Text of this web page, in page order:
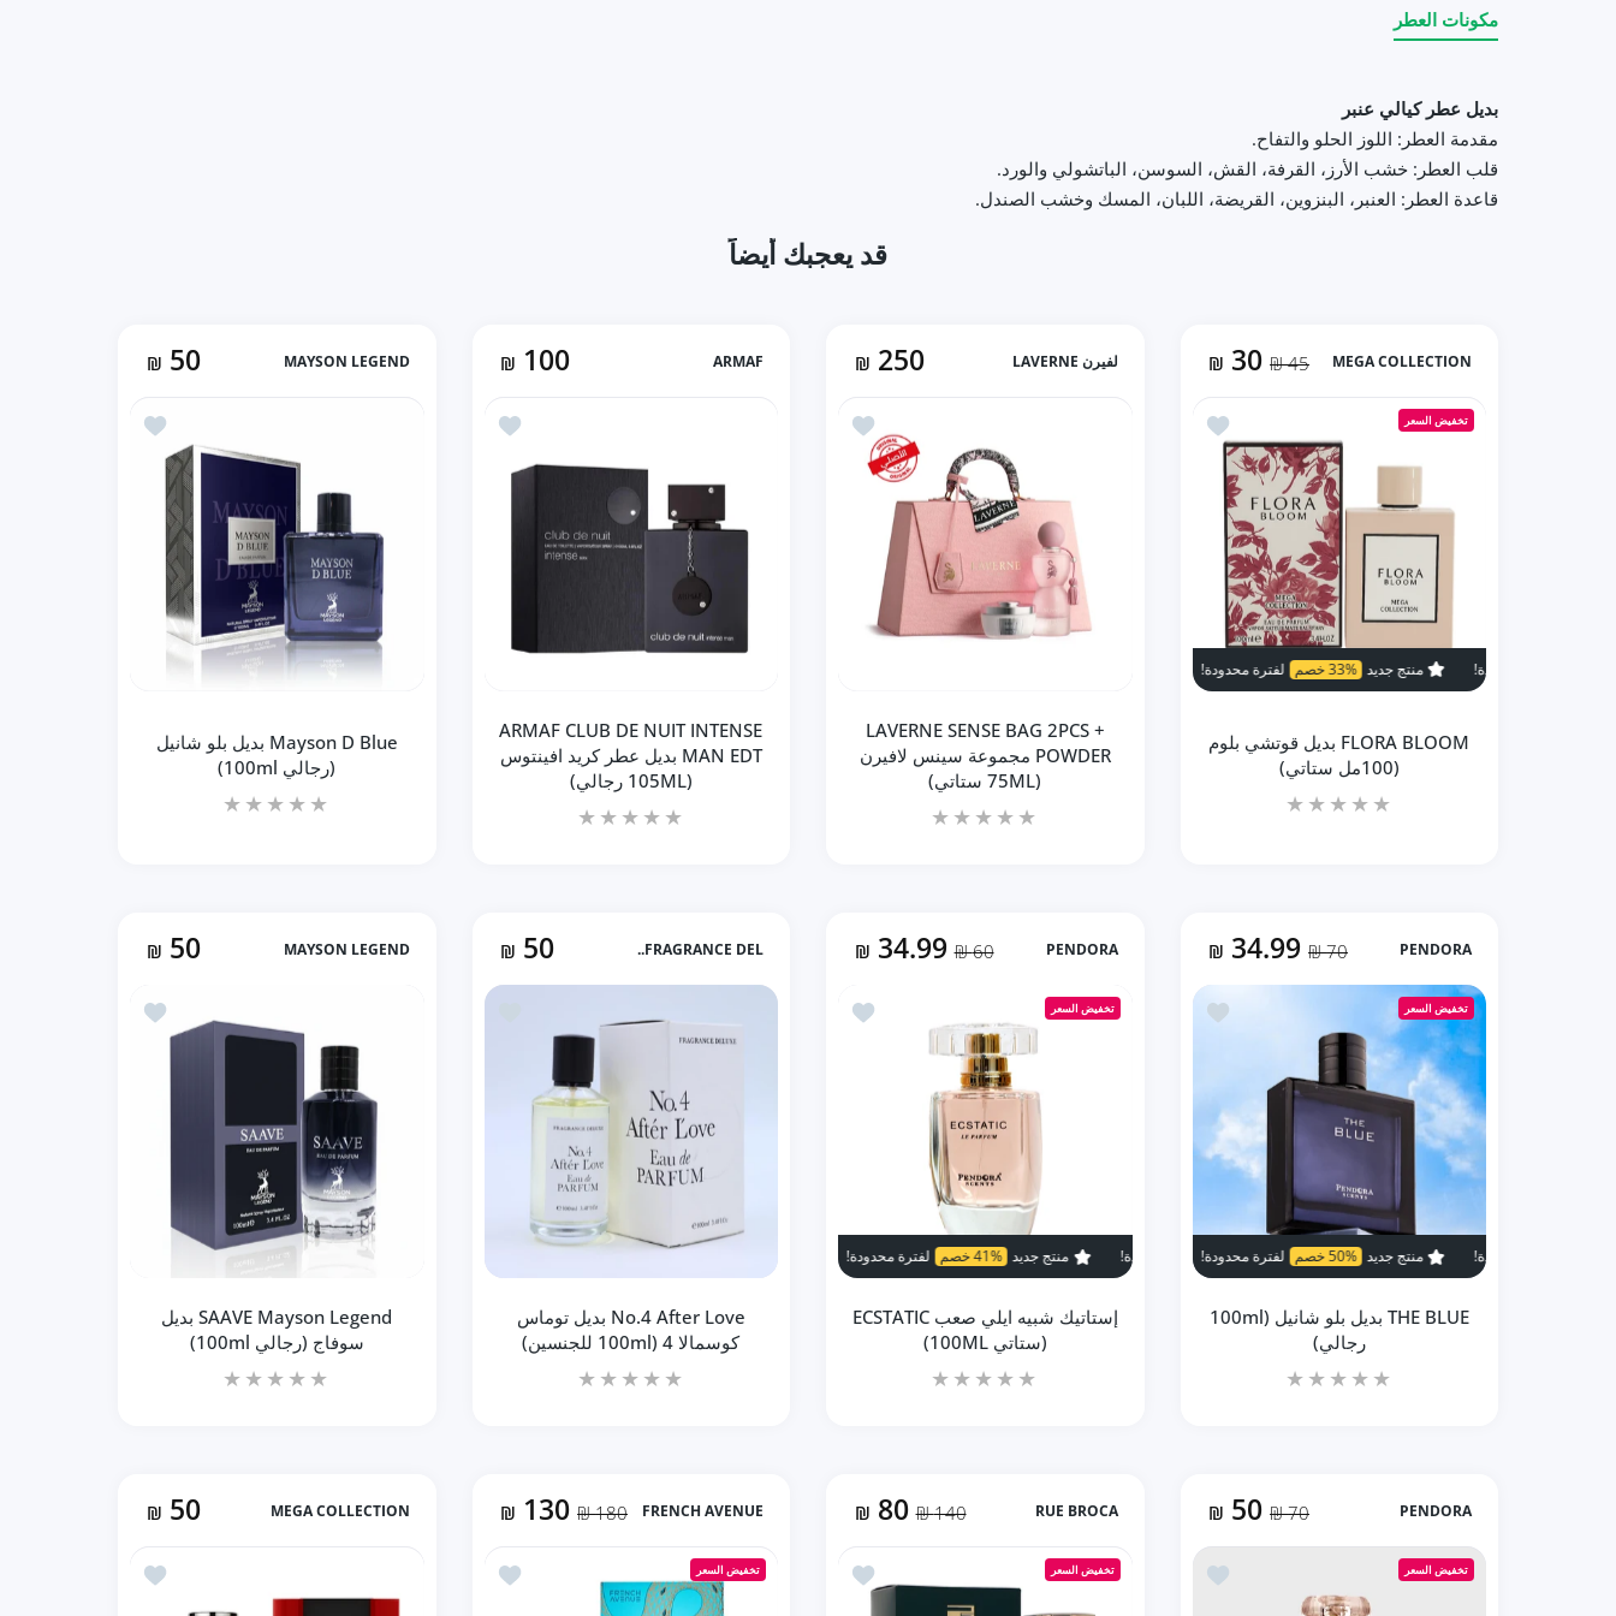
مكونات العطر
بديل عطر كيالي عنبر
مقدمة العطر: اللوز الحلو والتفاح.
قلب العطر: خشب الأرز، القرفة، القش، السوسن، الباتشولي والورد.
قاعدة العطر: العنبر، البنزوين، القريضة، اللبان، المسك وخشب الصندل.
قد يعجبك أيضاً
MEGA COLLECTION
30
₪ 45 ₪
تخفيض السعر أضف إلى المفضلة FLORA BLOOM بديل قوتشي بلوم (100مل ستاتي)
منتج جديد 33% خصم لفترة محدودة! منتج جديد 33% خصم
FLORA BLOOM بديل قوتشي بلوم
(100مل ستاتي)
زيادة كمية FLORA BLOOM بديل قوتشي بلوم (100مل ستاتي) Default Title زيادة كمية FLORA BLOOM بديل قوتشي بلوم (100مل ستاتي) Default Title
إضافة إلى السلة
لفيرن LAVERNE 250
₪
أضف إلى المفضلة LAVERNE SENSE BAG 2PCS + POWDER مجموعة سينس لافيرن (75ML ستاتي)
LAVERNE SENSE BAG 2PCS +
POWDER مجموعة سينس لافيرن
(75ML ستاتي)
زيادة كمية LAVERNE SENSE BAG 2PCS + POWDER مجموعة سينس لافيرن (75ML ستاتي) Default Title زيادة كمية LAVERNE SENSE BAG 2PCS + POWDER مجموعة سينس لافيرن (75ML ستاتي) Default Title
إضافة إلى السلة
ARMAF
100
₪
أضف إلى المفضلة ARMAF CLUB DE NUIT INTENSE MAN EDT بديل عطر كريد افينتوس (105ML رجالي)
ARMAF CLUB DE NUIT INTENSE
MAN EDT بديل عطر كريد افينتوس
(105ML رجالي)
إضافة إلى السلة
MAYSON LEGEND
50
₪
أضف إلى المفضلة Mayson D Blue بديل بلو شانيل (رجالي 100ml)
Mayson D Blue بديل بلو شانيل
(رجالي 100ml)
إضافة إلى السلة
PENDORA
34.99
₪ 70 ₪
تخفيض السعر أضف إلى المفضلة THE BLUE بديل بلو شانيل (100ml رجالي)
منتج جديد 50% خصم لفترة محدودة! منتج جديد 50% خصم لفترة محدودة! منتج جديد 50% خصم لفترة محدودة!
THE BLUE بديل بلو شانيل (100ml
رجالي)
زيادة كمية THE BLUE بديل بلو شانيل (100ml رجالي) Default Title زيادة كمية THE BLUE بديل بلو شانيل (100ml رجالي) Default Title
إضافة إلى السلة
PENDORA
34.99
₪ 60 ₪
تخفيض السعر أضف إلى المفضلة إستاتيك شبيه ايلي صعب ECSTATIC (ستاتي 100ML)
منتج جديد 41% خصم لفترة محدودة! منتج جديد 41% خصم 41% خصم لفترة محدودة!
إستاتيك شبيه ايلي صعب ECSTATIC
(ستاتي 100ML)
إضافة إلى السلة
FRAGRANCE DEL..
50
₪
No.4 After Love بديل توماس
كوسمالا 4 (100ml للجنسين)
إضافة إلى السلة
MAYSON LEGEND
50
₪
أضف إلى المفضلة SAAVE Mayson Legend بديل سوفاج (رجالي 100ml)
SAAVE Mayson Legend بديل
سوفاج (رجالي 100ml)
إضافة إلى السلة
PENDORA
50
₪ 70 ₪
تخفيض السعر أضف إلى المفضلة Madonna by Pendora Scents بديل كوكو مدموزيل (100ml ستاتي)
RUE BROCA
80
₪ 140 ₪
تخفيض السعر أضف إلى المفضلة Luminus Pour Femme BY Rue Broca EDP لومينوس (100ml ستاتي)
FRENCH AVENUE
130
₪ 180 ₪
تخفيض السعر أضف إلى المفضلة Vulcan Feu فولكان فيو (100ml للجنسين)
MEGA COLLECTION
50
₪
أضف إلى المفضلة DRIVE بديل دنهيل ديزاير ريد (100مل رجالي)